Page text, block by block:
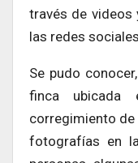
través de
las redes
Se pudo
finca
corregimiento de
fotografías en